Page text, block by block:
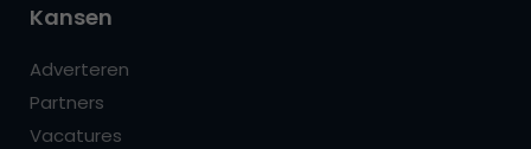
Kansen
Adverteren
Partners
Vacatures